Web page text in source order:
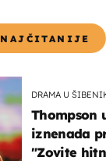
NAJČITANIJE
DRAMA U
Thompson
iznenada
"Zovite